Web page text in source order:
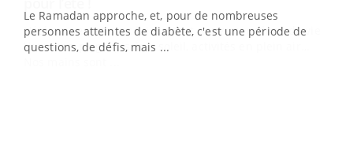
Le Ramadan approche, et, pour de nombreuses
personnes atteintes de diabète, c'est une période de
questions, de défis, mais ...